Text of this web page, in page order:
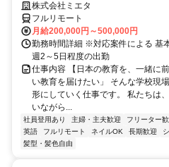
株式会社ミエタ
フルリモート
月給200,000円～500,000円
勤務時間詳細 ※対応案件による 基
週2～5日程度の出勤
仕事内容 【日本の教育を、一緒に
い教育を届けたい」 そんな学校現
形にしていく仕事です。 私たちは
いながら...
社員登用あり 主婦・主夫歓迎 フリーター
英語
フルリモート ネイルOK 長期歓迎
髪型・髪色自由